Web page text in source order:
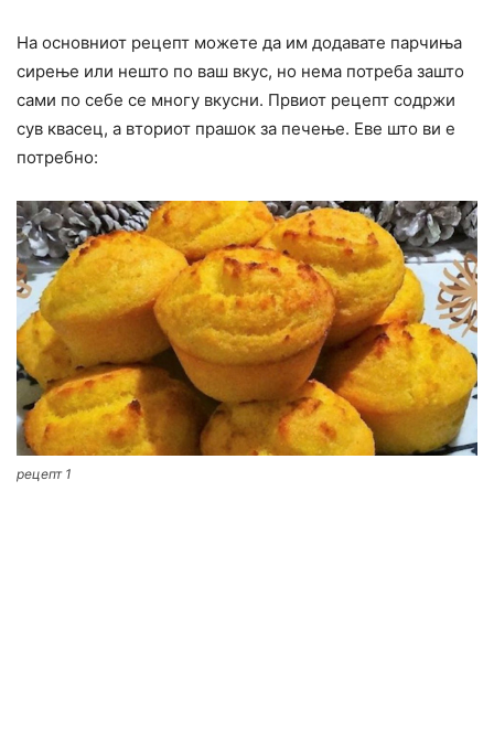
На основниот рецепт можете да им додавате парчиња
сирење или нешто по ваш вкус, но нема потреба зашто
сами по себе се многу вкусни. Првиот рецепт содржи
сув квасец, а вториот прашок за печење. Еве што ви е
потребно:
рецепт 1